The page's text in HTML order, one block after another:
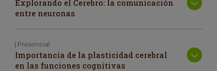
Explorando el Cerebro: la comunicación
entre neuronas
| Presencial
Importancia de la plasticidad cerebral
en las funciones cognitivas